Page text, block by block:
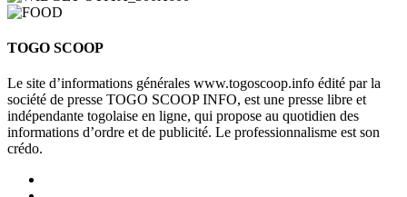
TOGO SCOOP
Le site d’informations générales www.togoscoop.info édité par la
société de presse TOGO SCOOP INFO, est une presse libre et
indépendante togolaise en ligne, qui propose au quotidien des
informations d’ordre et de publicité. Le professionnalisme est son
crédo.